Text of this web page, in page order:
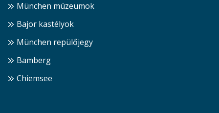
München múzeumok
Bajor kastélyok
München repülőjegy
Bamberg
Chiemsee